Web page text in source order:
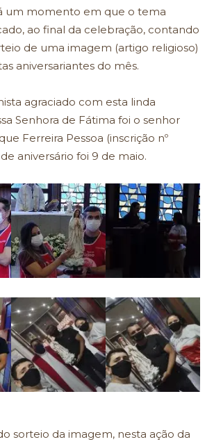
um momento em que o tema
ao final da celebração, contando
de uma imagem (artigo religioso)
aniversariantes do mês.
agraciado com esta linda
Senhora de Fátima foi o senhor
Ferreira Pessoa (inscrição nº
aniversário foi 9 de maio.
sorteio da imagem, nesta ação da